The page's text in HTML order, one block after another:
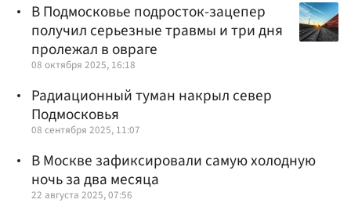
В Подмосковье подросток-зацепер
получил серьезные травмы и три дня
пролежал в овраге
08 октября 2025, 16:18
Радиационный туман накрыл север
Подмосковья
08 сентября 2025, 11:07
В Москве зафиксировали самую холодную
ночь за два месяца
22 августа 2025, 07:56